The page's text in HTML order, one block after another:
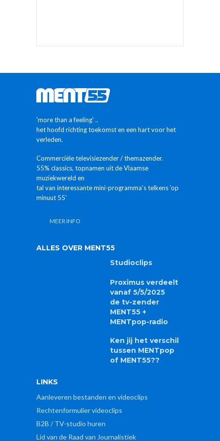
'more than a feeling' ..
het hoofd richting toekomst en een hart voor het
verleden.
Commerciële televisiezender / themazender.
55% classics, topnamen uit de Vlaamse
muziekwereld en
tal van interessante mini-programma's telkens 'op
minuut 55'
MEER INFO
ALLES OVER MENT55
Studioclips
Proximus verdeelt
vanaf 5/5/2025
de tv-zender
MENT55 +
MENTpop-radio
Ken jij het verschil
tussen MENTpop
of MENT55??
LINKS
Aanleveren bestanden en videoclips
Rechtenformulier videoclips
B2B / TV-studio huren
Lid van de Raad van Journalistiek